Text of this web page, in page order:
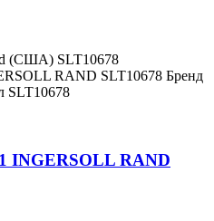
(США) SLT10678
RAND SLT10678 Бренд
SLT10678
INGERSOLL RAND